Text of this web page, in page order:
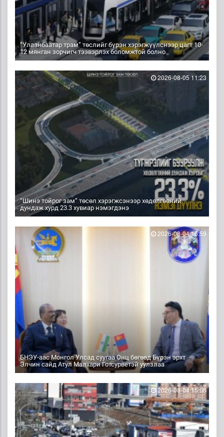
“Улаанбаатар трам” төслийг бүрэн хэрэгжүүлснээр цагт 10-
12 мянган зорчигч тээвэрлэх боломжтой болно
“Шинэ тойрог зам” төсөл хэрэгжсэнээр хөдөлгөөний
дундаж хурд 23.3 хувиар нэмэгдэнэ
2026-08-05 11:23
БНЭУ-аас Монгол Улсад суугаа Онц бөгөөд Бүрэн эрхт
Элчин сайд Атул Малхари Готсурветэй уулзлаа
2026-08-04 16:59
2026-08-04 15:08